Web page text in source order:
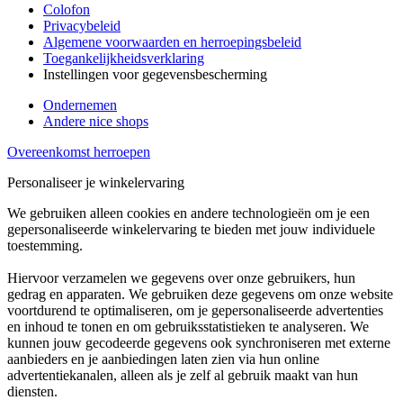
Colofon
Privacybeleid
Algemene voorwaarden en herroepingsbeleid
Toegankelijkheidsverklaring
Instellingen voor gegevensbescherming
Ondernemen
Andere nice shops
Overeenkomst herroepen
Personaliseer je winkelervaring
We gebruiken alleen cookies en andere technologieën om je een
gepersonaliseerde winkelervaring te bieden met jouw individuele
toestemming.
Hiervoor verzamelen we gegevens over onze gebruikers, hun
gedrag en apparaten. We gebruiken deze gegevens om onze website
voortdurend te optimaliseren, om je gepersonaliseerde advertenties
en inhoud te tonen en om gebruiksstatistieken te analyseren. We
kunnen jouw gecodeerde gegevens ook synchroniseren met externe
aanbieders en je aanbiedingen laten zien via hun online
advertentiekanalen, alleen als je zelf al gebruik maakt van hun
diensten.